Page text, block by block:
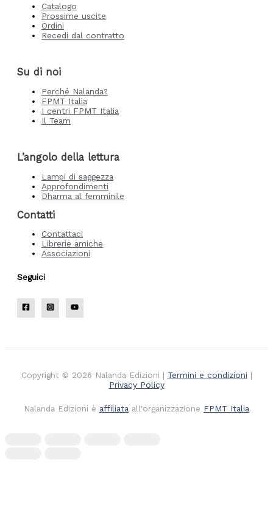
Catalogo
Prossime uscite
Ordini
Recedi dal contratto
Su di noi
Perché Nalanda?
FPMT Italia
I centri FPMT Italia
Il Team
L’angolo della lettura
Lampi di saggezza
Approfondimenti
Dharma al femminile
Contatti
Contattaci
Librerie amiche
Associazioni
Seguici
Copyright © 2026 Nalanda Edizioni | Termini e condizioni |
Privacy Policy
Nalanda Edizioni è affiliata all'organizzazione FPMT Italia